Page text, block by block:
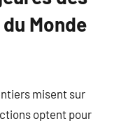
Monde
misent sur
optent pour